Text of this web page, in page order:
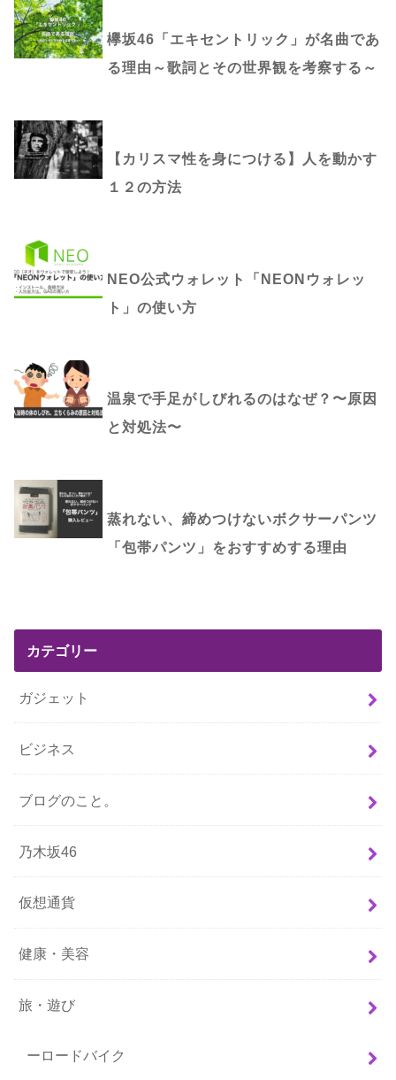
欅坂46「エキセントリック」が名曲であ
る理由～歌詞とその世界観を考察する～
【カリスマ性を身につける】人を動かす
１２の方法
NEO公式ウォレット「NEONウォレッ
ト」の使い方
温泉で手足がしびれるのはなぜ？〜原因
と対処法〜
蒸れない、締めつけないボクサーパンツ
「包帯パンツ」をおすすめする理由
カテゴリー
ガジェット
ビジネス
ブログのこと。
乃木坂46
仮想通貨
健康・美容
旅・遊び
ーロードバイク